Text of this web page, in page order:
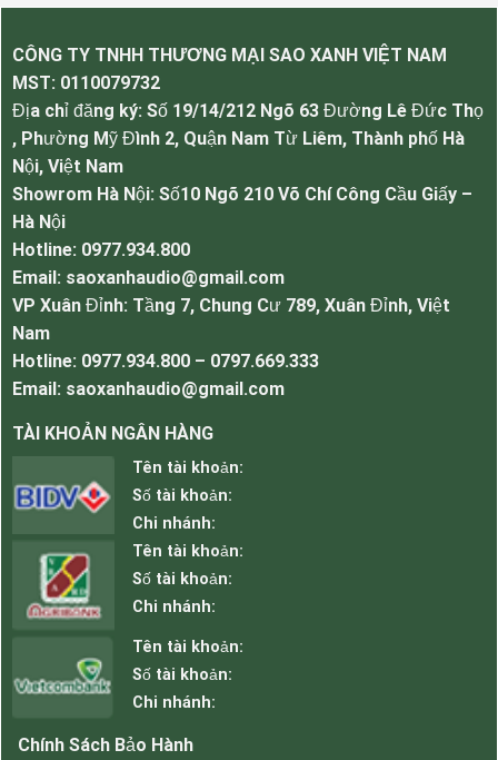
Ưu điểm của Loa kéo đa năng Mitsunal
M8.
Kết nối Bluetooth không dây
Mic có thể thay đổi tần số
Ghi âm dọng nói vào USB
Chức năng FM radio
Phát nhạc qua USB, thẻ nhớ
Chế độ Equalizer 5 kênh điều khiển
Pin sử dụng 6-8h
Có 2 tay micro đi kèm
Chất tiếng trong, rõ ràng, chân thực
Ứng dụng của Loa Mitsunal M8.
Dùng cho nghe nhạc hát karaoke
12,150,000₫.
CÔNG TY TNHH THƯƠNG MẠI SAO XANH VIỆT NAM
MST: 0110079732
Địa chỉ đăng ký: Số 19/14/212 Ngõ 63 Đường Lê Đức Thọ
, Phường Mỹ Đình 2, Quận Nam Từ Liêm, Thành phố Hà
Nội, Việt Nam
Showrom Hà Nội: Số10 Ngõ 210 Võ Chí Công Cầu Giấy –
Hà Nội
Hotline: 0977.934.800
Email: saoxanhaudio@gmail.com
VP Xuân Đỉnh: Tầng 7, Chung Cư 789, Xuân Đỉnh, Việt
Nam
Hotline: 0977.934.800 – 0797.669.333
Email: saoxanhaudio@gmail.com
TÀI KHOẢN NGÂN HÀNG
Tên tài khoản:
Số tài khoản:
Chi nhánh:
Tên tài khoản:
Số tài khoản:
Chi nhánh:
Tên tài khoản:
Số tài khoản:
Chi nhánh:
Chính Sách Bảo Hành